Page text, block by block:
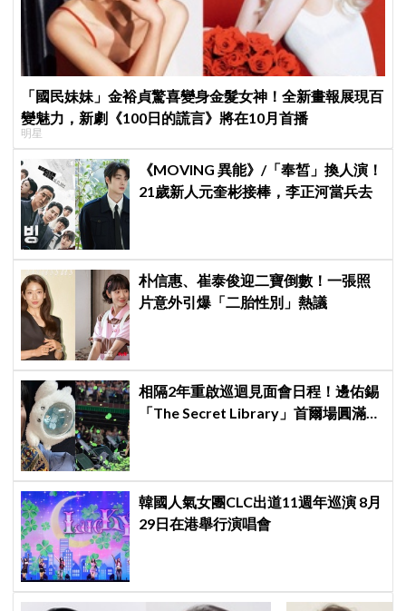
「國民妹妹」金裕貞驚喜變身金髮女神！全新畫報展現百
變魅力，新劇《100日的謊言》將在10月首播
明星
《MOVING 異能》/「奉皙」換人演！
21歲新人元奎彬接棒，李正河當兵去
朴信惠、崔泰俊迎二寶倒數！一張照
片意外引爆「二胎性別」熱議
相隔2年重啟巡迴見面會日程！邊佑錫
「The Secret Library」首爾場圓滿結
韓國人氣女團CLC出道11週年巡演 8月
29日在港舉行演唱會